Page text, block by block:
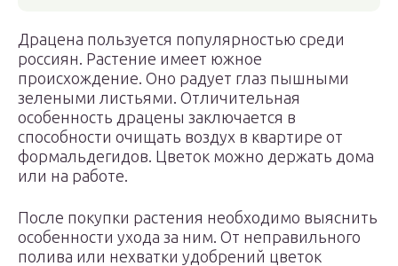
Драцена пользуется популярностью среди
россиян. Растение имеет южное
происхождение. Оно радует глаз пышными
зелеными листьями. Отличительная
особенность драцены заключается в
способности очищать воздух в квартире от
формальдегидов. Цветок можно держать дома
или на работе.
После покупки растения необходимо выяснить
особенности ухода за ним. От неправильного
полива или нехватки удобрений цветок